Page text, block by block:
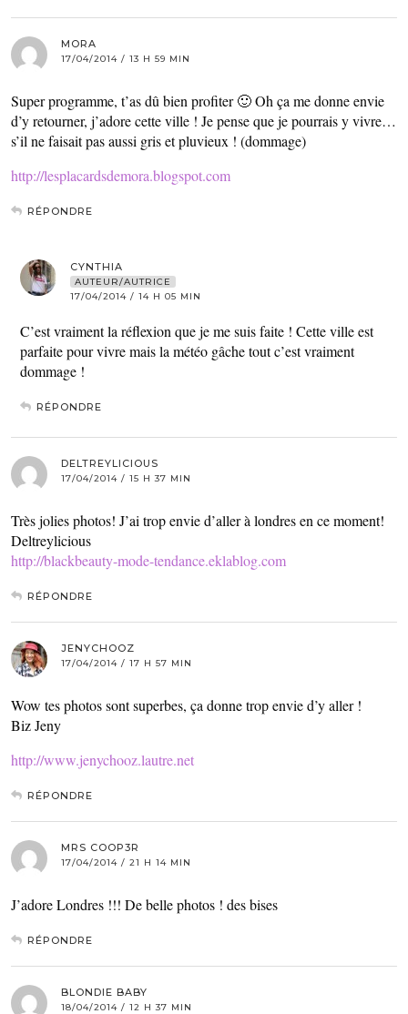
MORA
17/04/2014 / 13 H 59 MIN
Super programme, t’as dû bien profiter 🙂 Oh ça me donne envie
d’y retourner, j’adore cette ville ! Je pense que je pourrais y vivre…
s’il ne faisait pas aussi gris et pluvieux ! (dommage)
http://lesplacardsdemora.blogspot.com
RÉPONDRE
CYNTHIA
AUTEUR/AUTRICE
17/04/2014 / 14 H 05 MIN
C’est vraiment la réflexion que je me suis faite ! Cette ville est
parfaite pour vivre mais la météo gâche tout c’est vraiment
dommage !
RÉPONDRE
DELTREYLICIOUS
17/04/2014 / 15 H 37 MIN
Très jolies photos! J’ai trop envie d’aller à londres en ce moment!
Deltreylicious
http://blackbeauty-mode-tendance.eklablog.com
RÉPONDRE
JENYCHOOZ
17/04/2014 / 17 H 57 MIN
Wow tes photos sont superbes, ça donne trop envie d’y aller !
Biz Jeny
http://www.jenychooz.lautre.net
RÉPONDRE
MRS COOP3R
17/04/2014 / 21 H 14 MIN
J’adore Londres !!! De belle photos ! des bises
RÉPONDRE
BLONDIE BABY
18/04/2014 / 12 H 37 MIN